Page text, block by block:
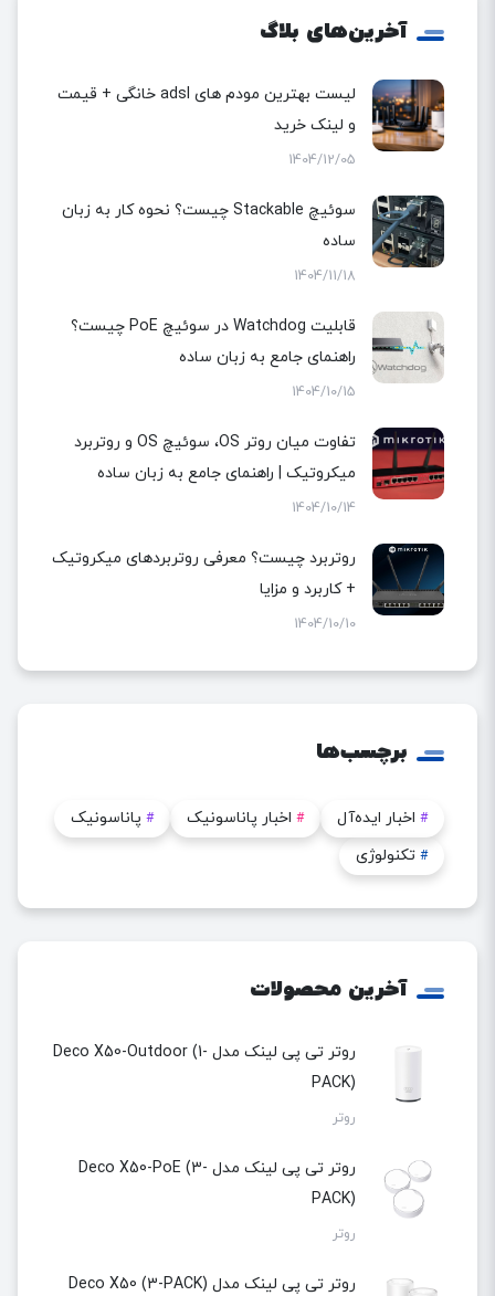
آخرین‌های بلاگ
لیست بهترین مودم های adsl خانگی + قیمت
و لینک خرید
1404/12/05
سوئیچ Stackable چیست؟ نحوه کار به زبان
ساده
1404/11/18
قابلیت Watchdog در سوئیچ PoE چیست؟
راهنمای جامع به زبان ساده
1404/10/15
تفاوت میان روتر OS، سوئیچ OS و روتربرد
میکروتیک | راهنمای جامع به زبان ساده
1404/10/14
روتربرد چیست؟ معرفی روتربردهای میکروتیک
+ کاربرد و مزایا
1404/10/10
برچسب‌ها
# اخبار ایده‌آل # اخبار پاناسونیک # پاناسونیک
# تکنولوژی
آخرین محصولات
روتر تی پی لینک مدل Deco X50-Outdoor (1-
PACK)
روتر
روتر تی پی لینک مدل Deco X50-PoE (3-
PACK)
روتر
روتر تی پی لینک مدل Deco X50 (3-PACK)